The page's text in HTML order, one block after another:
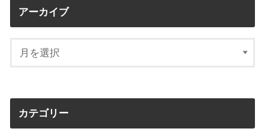
アーカイブ
カテゴリー